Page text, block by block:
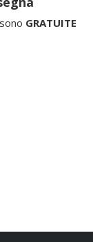
GRATUITE